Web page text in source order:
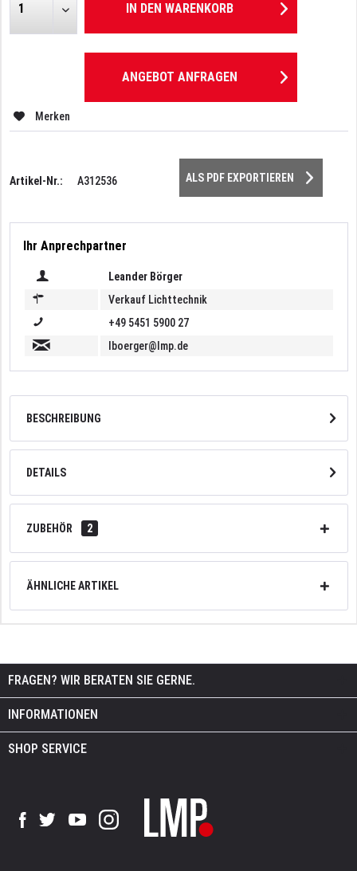
IN DEN WARENKORB
ANGEBOT ANFRAGEN
Merken
Artikel-Nr.: A312536 ALS PDF EXPORTIEREN
Ihr Anprechpartner
Leander Börger
Verkauf Lichttechnik
+49 5451 5900 27
lboerger@lmp.de
BESCHREIBUNG
DETAILS
ZUBEHÖR 2
ÄHNLICHE ARTIKEL
FRAGEN? WIR BERATEN SIE GERNE.
INFORMATIONEN
SHOP SERVICE